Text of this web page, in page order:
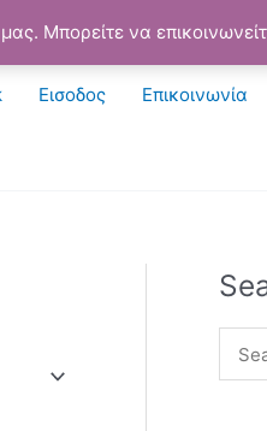
Μπορείτε να
Εισοδος Επικοινωνία